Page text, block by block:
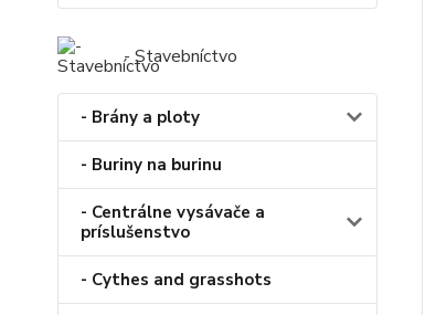
- Stavebníctvo
- Brány a ploty
- Buriny na burinu
- Centrálne vysávače a
príslušenstvo
- Cythes and grasshots